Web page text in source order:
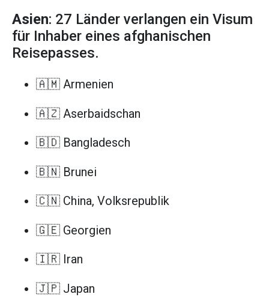
Asien: 27 Länder verlangen ein Visum
für Inhaber eines afghanischen
Reisepasses.
🇦🇲 Armenien
🇦🇿 Aserbaidschan
🇧🇩 Bangladesch
🇧🇳 Brunei
🇨🇳 China, Volksrepublik
🇬🇪 Georgien
🇮🇷 Iran
🇯🇵 Japan